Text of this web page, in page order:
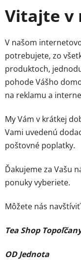
Vitajte v
V našom
potrebujete, zo
produktoch,
pohode Vášho
na reklamu a
My Vám v krátkej
Vami uvedenú
poštovné poplatky.
Ďakujeme za Vašu
ponuky vyberiete.
Môžete nás
Tea Shop
OD Jednota